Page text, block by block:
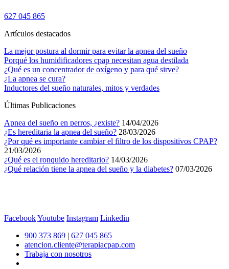
627 045 865
Artículos destacados
La mejor postura al dormir para evitar la apnea del sueño
Porqué los humidificadores cpap necesitan agua destilada
¿Qué es un concentrador de oxígeno y para qué sirve?
¿La apnea se cura?
Inductores del sueño naturales, mitos y verdades
Últimas Publicaciones
Apnea del sueño en perros, ¿existe? 14/04/2026
¿Es hereditaria la apnea del sueño? 28/03/2026
¿Por qué es importante cambiar el filtro de los dispositivos CPAP?
21/03/2026
¿Qué es el ronquido hereditario? 14/03/2026
¿Qué relación tiene la apnea del sueño y la diabetes? 07/03/2026
FacebookYoutube Instagram Linkedin
900 373 869 | 627 045 865
atencion.cliente@terapiacpap.com
Trabaja con nosotros